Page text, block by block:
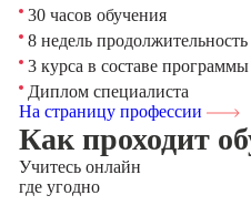
30 часов обучения
8 недель продолжительность
3 курса в составе программы
Диплом специалиста
На страницу профессии
Как проходит
Учитесь онлайн
где угодно